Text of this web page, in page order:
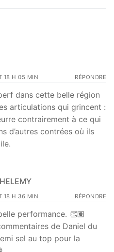
18 H 05 MIN RÉPONDRE
dans cette belle région
articulations qui grincent :
contrairement à ce qui
d’autres contrées où ils
18 H 36 MIN RÉPONDRE
performance. 👏🏽
de Daniel du
sel au top pour la